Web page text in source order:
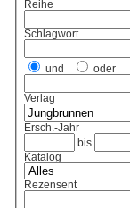
Reihe
Schlagwort
und oder
Verlag
Ersch.-Jahr
bis
Katalog
Rezensent